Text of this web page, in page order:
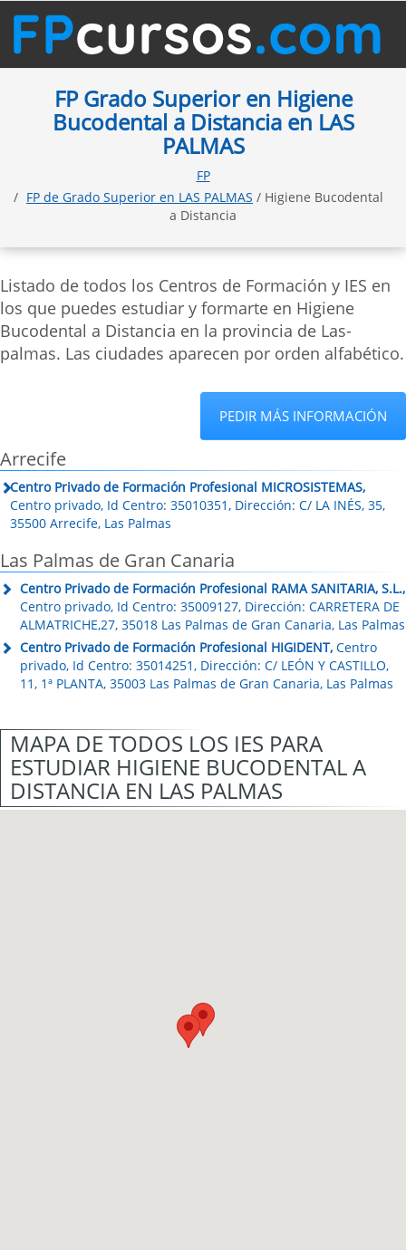
FP Grado Superior en Higiene
Bucodental a Distancia en LAS
PALMAS
FP
FP de Grado Superior en LAS PALMAS / Higiene Bucodental
a Distancia
Listado de todos los Centros de Formación y IES en
los que puedes estudiar y formarte en Higiene
Bucodental a Distancia en la provincia de Las-
palmas. Las ciudades aparecen por orden alfabético.
PEDIR MÁS INFORMACIÓN
Arrecife
Centro Privado de Formación Profesional MICROSISTEMAS,
Centro privado, Id Centro: 35010351, Dirección: C/ LA INÉS, 35,
35500 Arrecife, Las Palmas
Las Palmas de Gran Canaria
Centro Privado de Formación Profesional RAMA SANITARIA, S.L.,
Centro privado, Id Centro: 35009127, Dirección: CARRETERA DE
ALMATRICHE,27, 35018 Las Palmas de Gran Canaria, Las Palmas
Centro Privado de Formación Profesional HIGIDENT, Centro
privado, Id Centro: 35014251, Dirección: C/ LEÓN Y CASTILLO,
11, 1ª PLANTA, 35003 Las Palmas de Gran Canaria, Las Palmas
MAPA DE TODOS LOS IES PARA
ESTUDIAR HIGIENE BUCODENTAL A
DISTANCIA EN LAS PALMAS